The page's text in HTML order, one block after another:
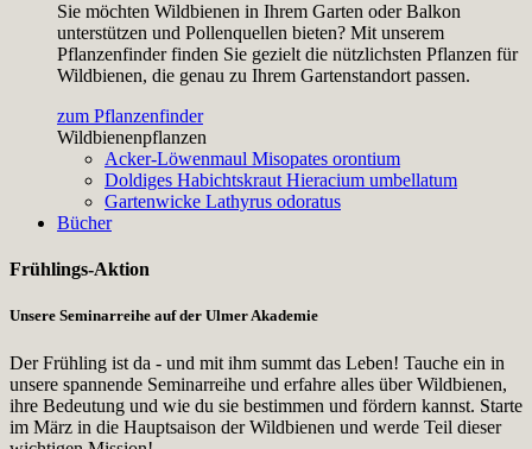
Sie möchten Wildbienen in Ihrem Garten oder Balkon
unterstützen und Pollenquellen bieten? Mit unserem
Pflanzenfinder finden Sie gezielt die nützlichsten Pflanzen für
Wildbienen, die genau zu Ihrem Gartenstandort passen.
zum Pflanzenfinder
Wildbienenpflanzen
Acker-Löwenmaul Misopates orontium
Doldiges Habichtskraut Hieracium umbellatum
Gartenwicke Lathyrus odoratus
Bücher
Frühlings-Aktion
Unsere Seminarreihe auf der Ulmer Akademie
Der Frühling ist da - und mit ihm summt das Leben! Tauche ein in
unsere spannende Seminarreihe und erfahre alles über Wildbienen,
ihre Bedeutung und wie du sie bestimmen und fördern kannst. Starte
im März in die Hauptsaison der Wildbienen und werde Teil dieser